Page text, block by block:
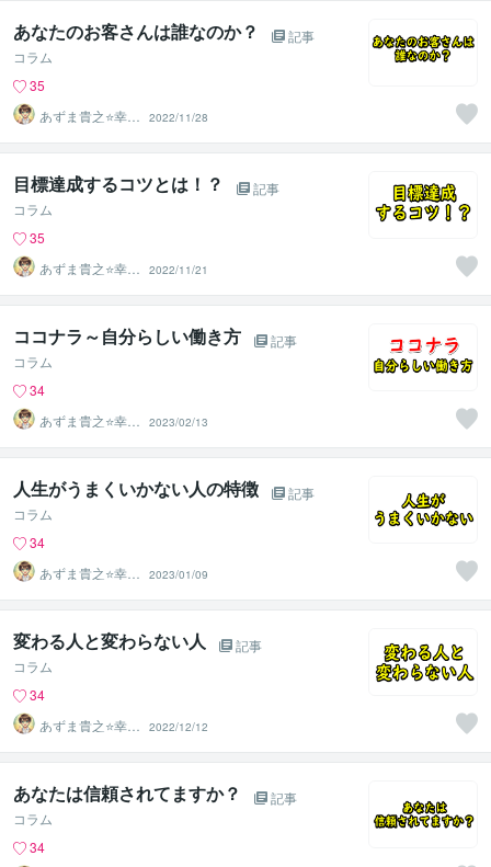
あなたのお客さんは誰なのか？
記事
コラム
35
あずま貴之⭐幸せ
自分軸の生き方
育成コーチ
2022/11/28
目標達成するコツとは！？
記事
コラム
35
あずま貴之⭐幸せ
自分軸の生き方
育成コーチ
2022/11/21
ココナラ～自分らしい働き方
記事
コラム
34
あずま貴之⭐幸せ
自分軸の生き方
育成コーチ
2023/02/13
人生がうまくいかない人の特徴
記事
コラム
34
あずま貴之⭐幸せ
自分軸の生き方
育成コーチ
2023/01/09
変わる人と変わらない人
記事
コラム
34
あずま貴之⭐幸せ
自分軸の生き方
育成コーチ
2022/12/12
あなたは信頼されてますか？
記事
コラム
34